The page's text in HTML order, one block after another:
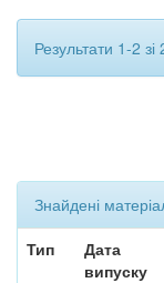
Результати 1-2
Знайдені
Тип
Дата
випуску